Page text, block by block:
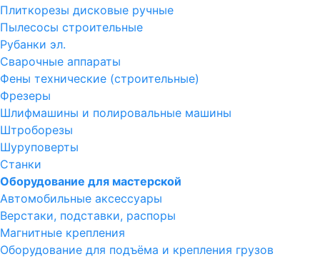
Плиткорезы дисковые ручные
Пылесосы строительные
Рубанки эл.
Сварочные аппараты
Фены технические (строительные)
Фрезеры
Шлифмашины и полировальные машины
Штроборезы
Шуруповерты
Станки
Оборудование для мастерской
Автомобильные аксессуары
Верстаки, подставки, распоры
Магнитные крепления
Оборудование для подъёма и крепления грузов